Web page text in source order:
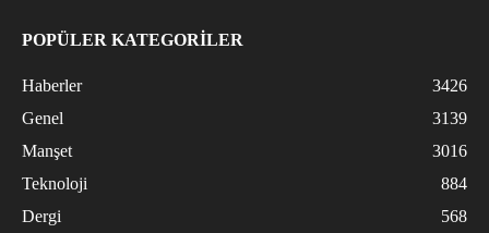
POPÜLER KATEGORİLER
Haberler
3426
Genel
3139
Manşet
3016
Teknoloji
884
Dergi
568